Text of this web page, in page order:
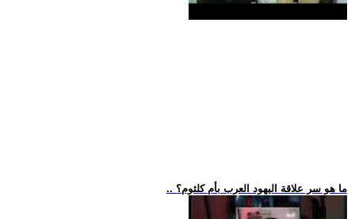
.. ما هو سر علاقة اليهود العرب بأم كلثوم؟